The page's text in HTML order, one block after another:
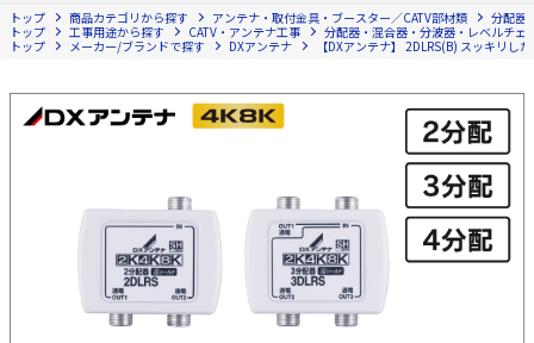
アンテナ・取付金具・ブースター／CATV
部材類
防犯工事関連
電話線／コネクタ／アダプタ
光ファイバー・融着接続機関連
LANケーブル・コネクタ・関連資材/機器
光工事・FTTH工事
防犯カメラ工事
電話工事
電気配管工事
EV充電設備工事
照明設置工事
トップ 商品カテゴリから探す アンテナ・取付金具・ブースター／CATV部材類
分配器
トップ
工事用途から探す CATV・アンテナ工事
分配器・混合器・分波器・レベルチェ
トップ
メーカー/ブランドで探す DXアンテナ 【DXアンテナ】 2DLRS(B) スッキリし